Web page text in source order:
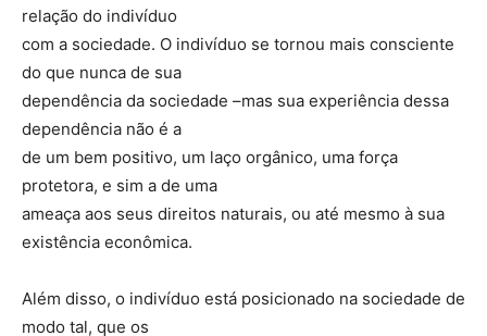
relação do indivíduo
com a sociedade. O indivíduo se tornou mais consciente
do que nunca de sua
dependência da sociedade –mas sua experiência dessa
dependência não é a
de um bem positivo, um laço orgânico, uma força
protetora, e sim a de uma
ameaça aos seus direitos naturais, ou até mesmo à sua
existência econômica.
Além disso, o indivíduo está posicionado na sociedade de
modo tal, que os